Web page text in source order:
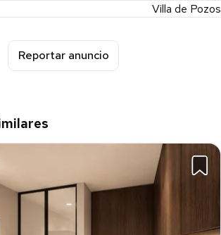
Villa de Pozos
Reportar anuncio